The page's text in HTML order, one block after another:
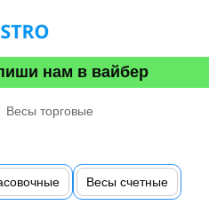
нам в вайбер
Весы торговые
Весы счетные